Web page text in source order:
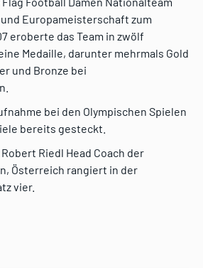
Europameisterschaft zum
eroberte das Team in zwölf
Medaille, darunter mehrmals Gold
und Bronze bei
bei den Olympischen Spielen
bereits gesteckt.
Riedl Head Coach der
Österreich rangiert in der
vier.